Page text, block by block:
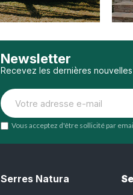
Newsletter
Recevez les dernières
Vous acceptez d'être sollicité par
Serres Natura